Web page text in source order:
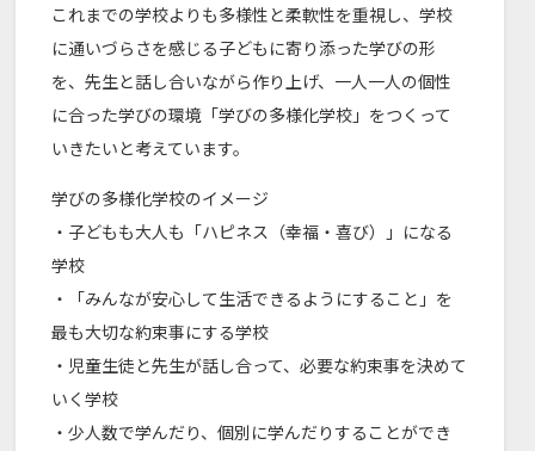
これまでの学校よりも多様性と柔軟性を重視し、学校
に通いづらさを感じる子どもに寄り添った学びの形
を、先生と話し合いながら作り上げ、一人一人の個性
に合った学びの環境「学びの多様化学校」をつくって
いきたいと考えています。
学びの多様化学校のイメージ
・子どもも大人も「ハピネス（幸福・喜び）」になる
学校
・「みんなが安心して生活できるようにすること」を
最も大切な約束事にする学校
・児童生徒と先生が話し合って、必要な約束事を決めて
いく学校
・少人数で学んだり、個別に学んだりすることができ